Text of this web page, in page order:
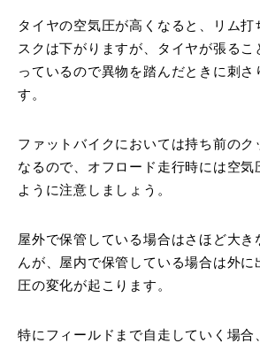
タイヤの空気圧が高くなると、リム打
スクは下がりますが、タイヤが張るこ
っているので異物を踏んだときに刺さ
す。
ファットバイクにおいては持ち前のク
なるので、オフロード走行時には空気
ように注意しましょう。
屋外で保管している場合はさほど大き
んが、屋内で保管している場合は外に
圧の変化が起こります。
特にフィールドまで自走していく場合